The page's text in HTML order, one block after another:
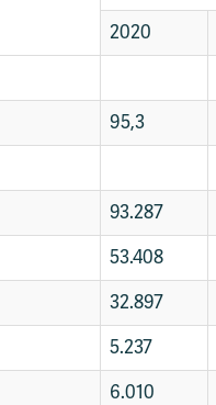
2020
95,3
93.287
53.408
32.897
5.237
6.010